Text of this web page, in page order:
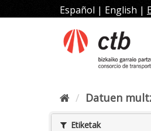
edukira
Español | English |
Datuen
Etiketak